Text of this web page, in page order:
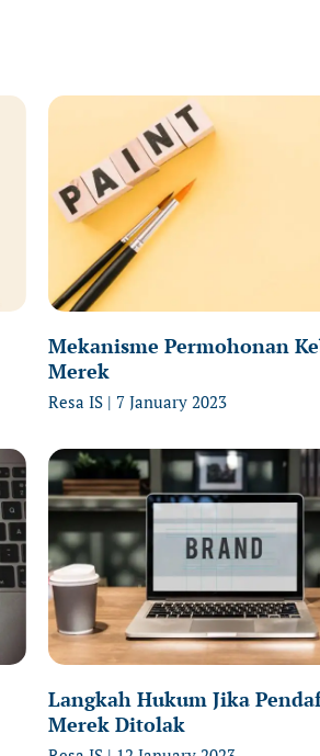
Mekanisme Permohonan
Merek
Resa IS 7 January 2023
Langkah Hukum Jika
Merek Ditolak
Page Page